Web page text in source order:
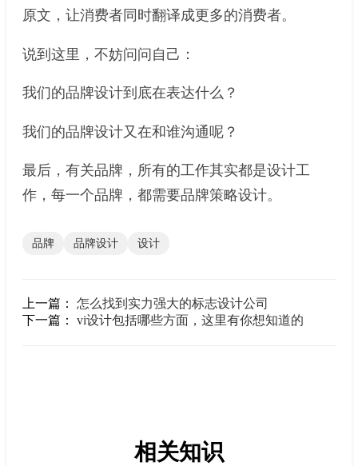
原文，让消费者同时翻译成更多的消费者。
说到这里，不妨问问自己：
我们的品牌设计到底在表达什么？
我们的品牌设计又在和谁沟通呢？
最后，有关品牌，所有的工作其实都是设计工
作，每一个品牌，都需要品牌策略设计。
品牌 品牌设计 设计
上一篇： 怎么找到实力强大的标志设计公司
下一篇： vi设计包括哪些方面，这里有你想知道的
相关知识